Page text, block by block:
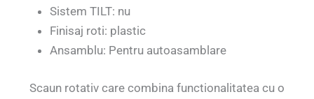
Sistem TILT: nu
Finisaj roti: plastic
Ansamblu: Pentru autoasamblare
Scaun rotativ care combina functionalitatea cu o